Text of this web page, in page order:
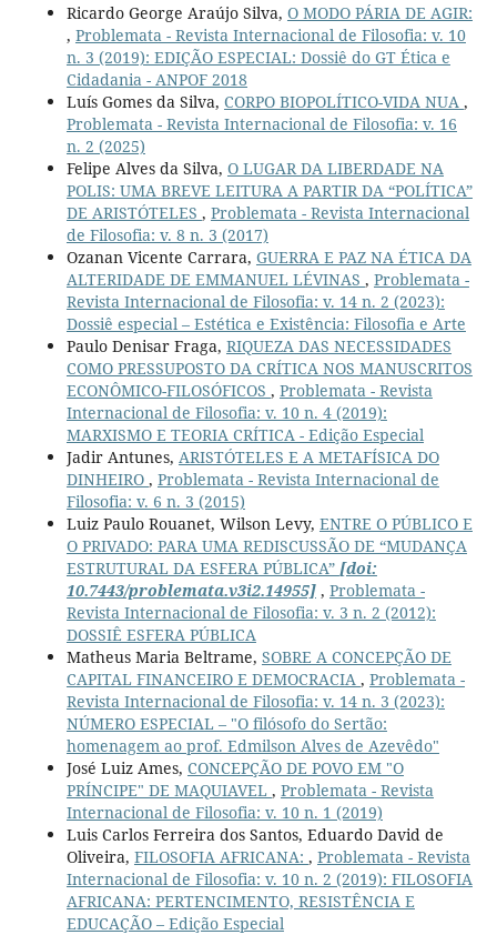
Ricardo George Araújo Silva, O MODO PÁRIA DE AGIR:
, Problemata - Revista Internacional de Filosofia: v. 10
n. 3 (2019): EDIÇÃO ESPECIAL: Dossiê do GT Ética e
Cidadania - ANPOF 2018
Luís Gomes da Silva, CORPO BIOPOLÍTICO-VIDA NUA ,
Problemata - Revista Internacional de Filosofia: v. 16
n. 2 (2025)
Felipe Alves da Silva, O LUGAR DA LIBERDADE NA
POLIS: UMA BREVE LEITURA A PARTIR DA “POLÍTICA”
DE ARISTÓTELES , Problemata - Revista Internacional
de Filosofia: v. 8 n. 3 (2017)
Ozanan Vicente Carrara, GUERRA E PAZ NA ÉTICA DA
ALTERIDADE DE EMMANUEL LÉVINAS , Problemata -
Revista Internacional de Filosofia: v. 14 n. 2 (2023):
Dossiê especial – Estética e Existência: Filosofia e Arte
Paulo Denisar Fraga, RIQUEZA DAS NECESSIDADES
COMO PRESSUPOSTO DA CRÍTICA NOS MANUSCRITOS
ECONÔMICO-FILOSÓFICOS , Problemata - Revista
Internacional de Filosofia: v. 10 n. 4 (2019):
MARXISMO E TEORIA CRÍTICA - Edição Especial
Jadir Antunes, ARISTÓTELES E A METAFÍSICA DO
DINHEIRO , Problemata - Revista Internacional de
Filosofia: v. 6 n. 3 (2015)
Luiz Paulo Rouanet, Wilson Levy, ENTRE O PÚBLICO E
O PRIVADO: PARA UMA REDISCUSSÃO DE “MUDANÇA
ESTRUTURAL DA ESFERA PÚBLICA” [doi:
10.7443/problemata.v3i2.14955], Problemata -
Revista Internacional de Filosofia: v. 3 n. 2 (2012):
DOSSIÊ ESFERA PÚBLICA
Matheus Maria Beltrame, SOBRE A CONCEPÇÃO DE
CAPITAL FINANCEIRO E DEMOCRACIA , Problemata -
Revista Internacional de Filosofia: v. 14 n. 3 (2023):
NÚMERO ESPECIAL – "O filósofo do Sertão:
homenagem ao prof. Edmilson Alves de Azevêdo"
José Luiz Ames, CONCEPÇÃO DE POVO EM "O
PRÍNCIPE" DE MAQUIAVEL , Problemata - Revista
Internacional de Filosofia: v. 10 n. 1 (2019)
Luis Carlos Ferreira dos Santos, Eduardo David de
Oliveira, FILOSOFIA AFRICANA: , Problemata - Revista
Internacional de Filosofia: v. 10 n. 2 (2019): FILOSOFIA
AFRICANA: PERTENCIMENTO, RESISTÊNCIA E
EDUCAÇÃO – Edição Especial